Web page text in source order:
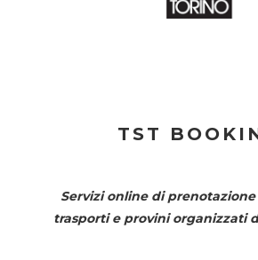
TST
Servizi online di
trasporti e provini organizzati